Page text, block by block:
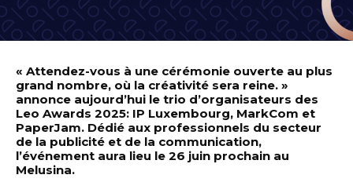
« Attendez-vous à une cérémonie ouverte au plus
grand nombre, où la créativité sera reine. »
annonce aujourd’hui le trio d’organisateurs des
Leo Awards 2025: IP Luxembourg, MarkCom et
PaperJam. Dédié aux professionnels du secteur
de la publicité et de la communication,
l’événement aura lieu le 26 juin prochain au
Melusina.